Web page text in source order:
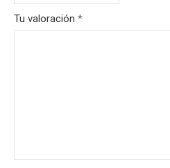
Tu valoración *